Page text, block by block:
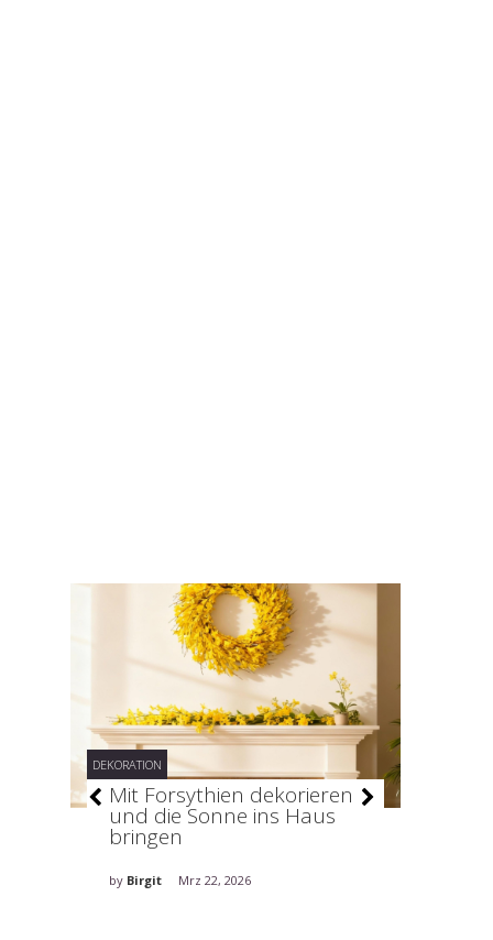
DEKORATION
Mit Forsythien dekorieren
und die Sonne ins Haus
bringen
by Birgit Mrz 22, 2026